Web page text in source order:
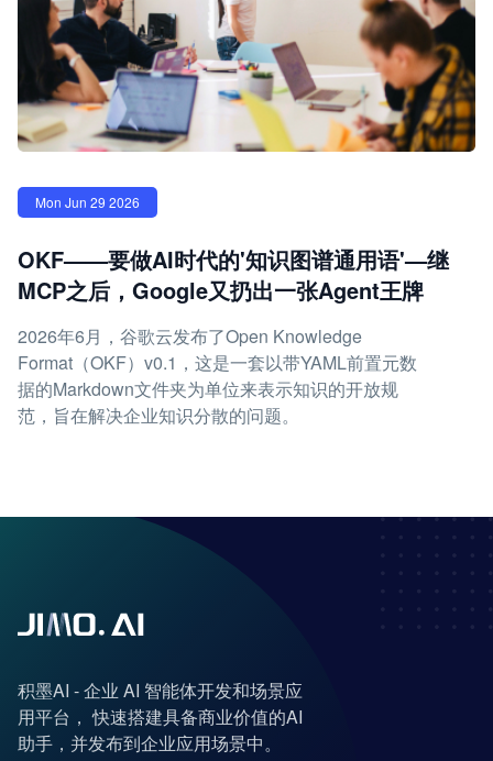
Mon Jun 29 2026
OKF——要做AI时代的'知识图谱通用语'—继
MCP之后，Google又扔出一张Agent王牌
2026年6月，谷歌云发布了Open Knowledge
Format（OKF）v0.1，这是一套以带YAML前置元数
据的Markdown文件夹为单位来表示知识的开放规
范，旨在解决企业知识分散的问题。
积墨AI - 企业 AI 智能体开发和场景应
用平台， 快速搭建具备商业价值的AI
助手，并发布到企业应用场景中。